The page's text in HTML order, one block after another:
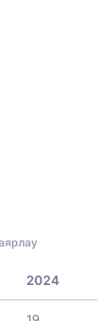
2024